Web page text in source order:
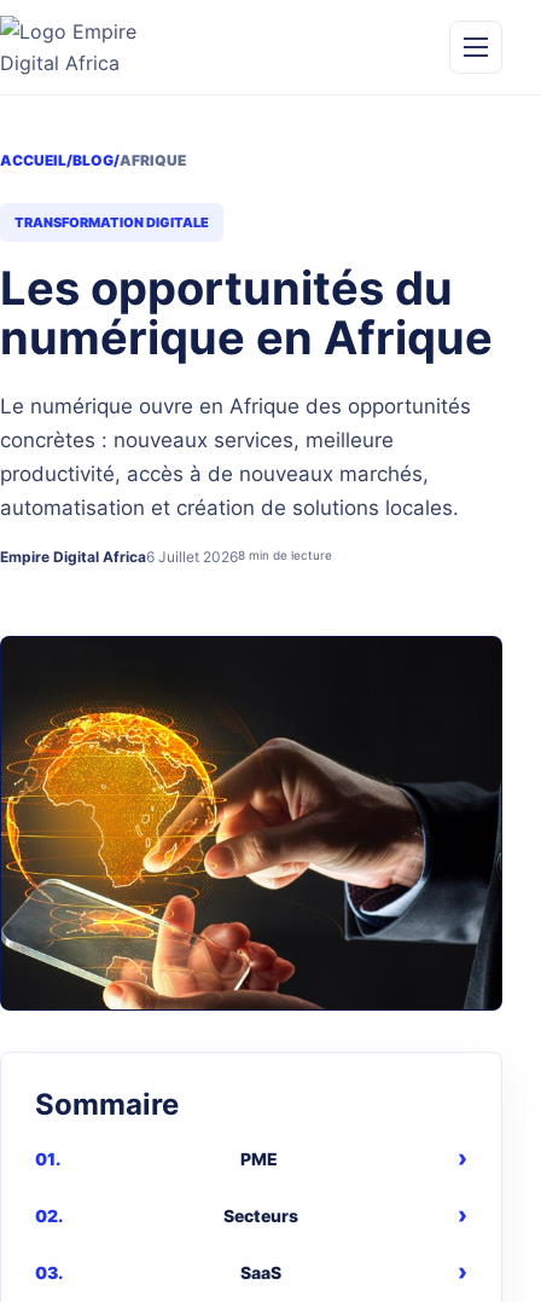
Aller
contenu
Ouvrir
ACCUEIL/BLOG/AFRIQUE
TRANSFORMATION DIGITALE
Les opportunités du
numérique en Afrique
Le numérique ouvre en Afrique des opportunités
concrètes : nouveaux services, meilleure
productivité, accès à de nouveaux marchés,
automatisation et création de solutions locales.
Empire Digital Africa6 Juillet 20268 min de lecture
Sommaire
PME
Secteurs
SaaS